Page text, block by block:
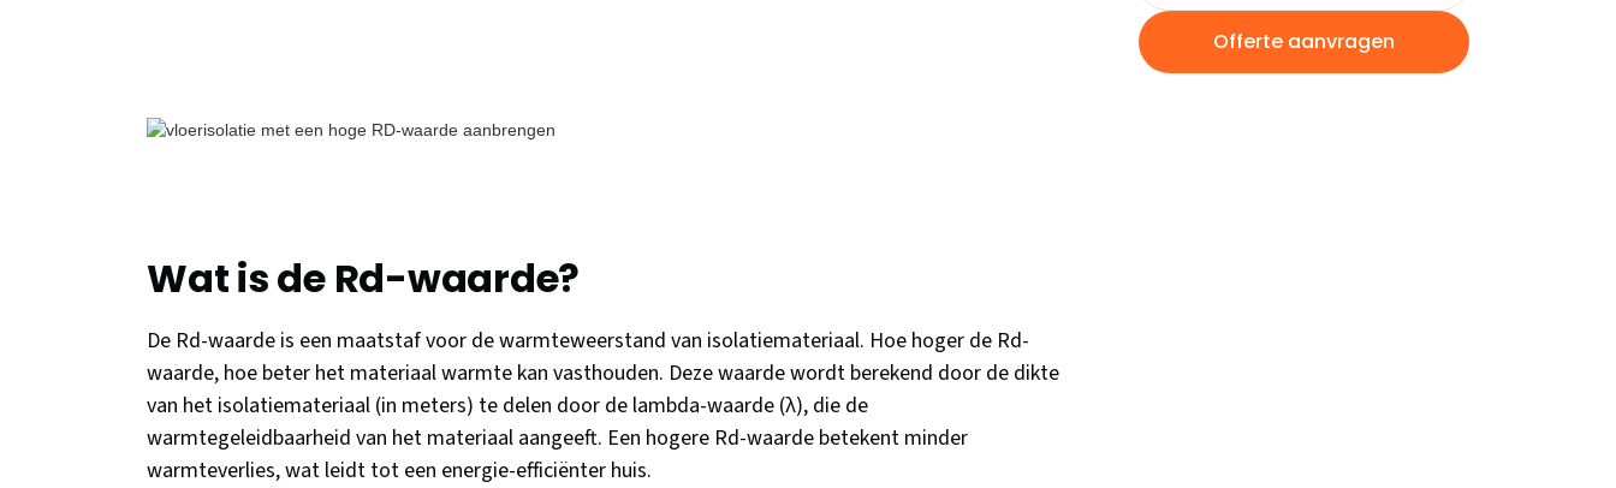
Wat is de Rd-waarde?
De Rd-waarde is een maatstaf voor de warmteweerstand van isolatiemateriaal. Hoe hoger de Rd-
waarde, hoe beter het materiaal warmte kan vasthouden. Deze waarde wordt berekend door de dikte
van het isolatiemateriaal (in meters) te delen door de lambda-waarde (λ), die de
warmtegeleidbaarheid van het materiaal aangeeft. Een hogere Rd-waarde betekent minder
warmteverlies, wat leidt tot een energie-efficiënter huis.
Combinatie van vloerisolatie
met andere
Offerte aanvragen